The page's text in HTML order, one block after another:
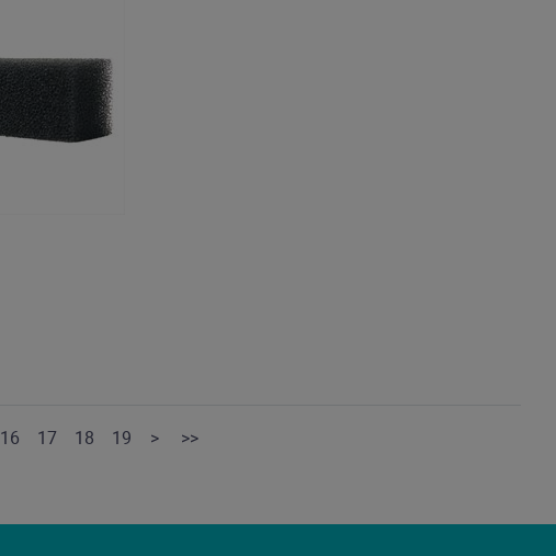
16 17 18 19 > >>